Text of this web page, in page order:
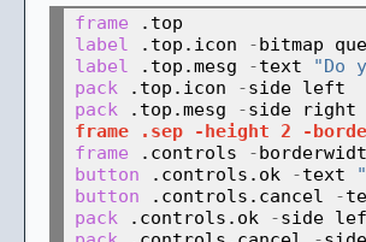
frame
label
.top.icon -
label
.top.mesg -text
"Do
pack .top.icon -
pack .top.mesg -
frame .sep -height 2 -
frame .controls -
button .controls.ok -text
button .controls.cancel -
pack .controls.ok -side